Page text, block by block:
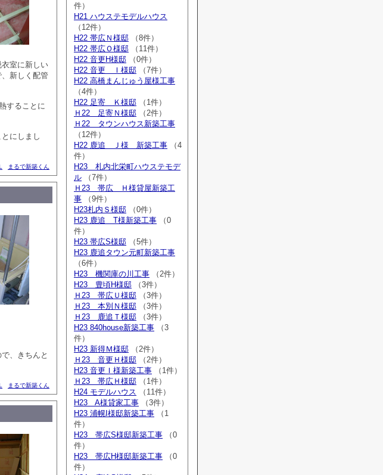
室に新しい
新しく配管
することに
にしまし
まるで新築くん
、きちんと
まるで新築くん
件）
H21 ハウステモデルハウス
（12件）
H22 帯広Ｎ様邸 （8件）
H22 帯広Ｏ様邸 （11件）
H22 音更H様邸 （0件）
H22 音更 Ｉ様邸 （7件）
H22 高橋まんじゅう屋様工事
（4件）
H22 足寄 Ｋ様邸 （1件）
Ｈ22 足寄Ｎ様邸 （2件）
Ｈ22 タウンハウス新築工事
（12件）
H22 鹿追 Ｊ様 新築工事 （4
件）
H23 札内北栄町ハウステモデ
ル （7件）
Ｈ23 帯広 Ｈ様貸屋新築工
事 （9件）
H23札内Ｓ様邸 （0件）
H23 鹿追 T様新築工事 （0
件）
H23 帯広S様邸 （5件）
H23 鹿追タウン元町新築工事
（6件）
H23 機関庫の川工事 （2件）
H23 豊頃H様邸 （3件）
Ｈ23 帯広Ｕ様邸 （3件）
Ｈ23 本別Ｎ様邸 （3件）
Ｈ23 鹿追Ｔ様邸 （3件）
H23 840house新築工事 （3
件）
H23 新得Ｍ様邸 （2件）
Ｈ23 音更Ｈ様邸 （2件）
H23 音更Ｉ様新築工事 （1件）
Ｈ23 帯広Ｈ様邸 （1件）
H24 モデルハウス （11件）
H23 A様貸家工事 （3件）
H23 浦幌I様邸新築工事 （1
件）
H23 帯広S様邸新築工事 （0
件）
H23 帯広H様邸新築工事 （0
件）